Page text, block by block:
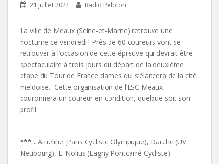
21 juillet 2022 Radio Peloton
La ville de Meaux (Seine-et-Marne) retrouve une
nocturne ce vendredi ! Près de 60 coureurs vont se
retrouver à l’occasion de cette épreuve qui devrait être
spectaculaire à trois jours du départ de la deuxième
étape du Tour de France dames qui s’élancera de la cité
meldoise. Cette organisation de l’ESC Meaux
couronnera un coureur en condition, quelque soit son
profil.
*** : Ameline (Paris Cycliste Olympique), Darche (UV
Neubourg), L. Nolius (Lagny Pontcarré Cycliste)